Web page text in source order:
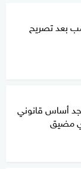
بعد تصريح
أساس قانوني
مضيق